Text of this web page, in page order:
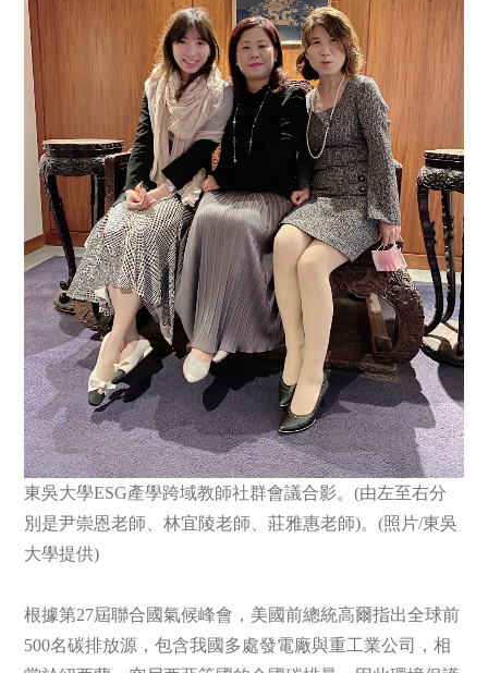
東吳大學ESG產學跨域教師社群會議合影。(由左至右分
別是尹崇恩老師、林宜陵老師、莊雅惠老師)。(照片/東吳
大學提供)
根據第27屆聯合國氣候峰會，美國前總統高爾指出全球前
500名碳排放源，包含我國多處發電廠與重工業公司，相